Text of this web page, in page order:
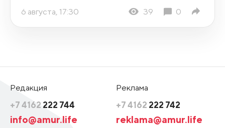
6 августа, 17:30 39 0
Редакция
+7 4162 222 744
info@amur.life
Реклама
+7 4162 222 742
reklama@amur.life